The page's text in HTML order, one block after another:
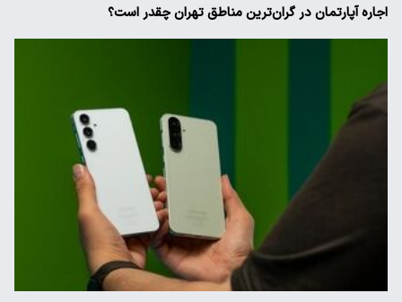
اجاره آپارتمان در گران‌ترین مناطق تهران چقدر است؟